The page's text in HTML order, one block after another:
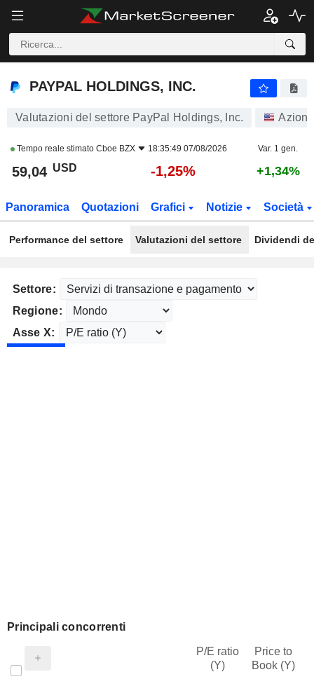
PAYPAL HOLDINGS, INC.
PAYPAL HOLDINGS, INC.
Valutazioni del settore PayPal Holdings, Inc. Azioni
Tempo reale stimato Cboe BZX 18:35:49 07/08/2026 Var. 1 gen.
59,04 USD -1,25% +1,34%
Panoramica Quotazioni Grafici Notizie Società
Performance del settore Valutazioni del settore Dividendi
Settore:
Regione:
Asse X:
Principali concorrenti
P/E ratio
(Y)
Price to
Book (Y)